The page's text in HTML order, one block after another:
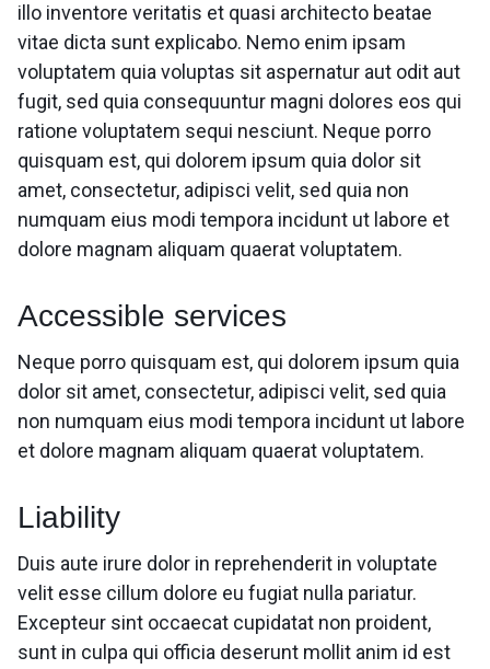
illo inventore veritatis et quasi architecto beatae
vitae dicta sunt explicabo. Nemo enim ipsam
voluptatem quia voluptas sit aspernatur aut odit aut
fugit, sed quia consequuntur magni dolores eos qui
ratione voluptatem sequi nesciunt. Neque porro
quisquam est, qui dolorem ipsum quia dolor sit
amet, consectetur, adipisci velit, sed quia non
numquam eius modi tempora incidunt ut labore et
dolore magnam aliquam quaerat voluptatem.
Accessible services
Neque porro quisquam est, qui dolorem ipsum quia
dolor sit amet, consectetur, adipisci velit, sed quia
non numquam eius modi tempora incidunt ut labore
et dolore magnam aliquam quaerat voluptatem.
Liability
Duis aute irure dolor in reprehenderit in voluptate
velit esse cillum dolore eu fugiat nulla pariatur.
Excepteur sint occaecat cupidatat non proident,
sunt in culpa qui officia deserunt mollit anim id est